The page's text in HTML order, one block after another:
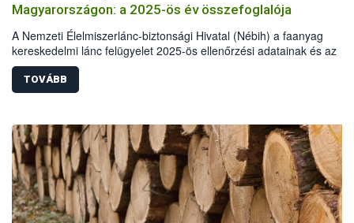
Magyarországon: a 2025-ös év összefoglalója
A Nemzeti Élelmiszerlánc-biztonsági Hivatal (Nébih) a faanyag
kereskedelmi lánc felügyelet 2025-ös ellenőrzési adatainak és az
illegális fakitermelés esetében más hatóságok, szervek statisztikai
alapján elkészítette a hazai illegális fakitermelés és kereskedelem
helyzetéről szóló összefoglalóját. A 2025-ös elemzés már kilenc év
fakitermelés és kereskedelem miatt több mint 62 millió forint
szabott ki bírságot a hatóság. Emellett 110 köbméter elkobzott
ingyenes átadására került sor, elsősorban a pályázó
részére.
TOVÁBB